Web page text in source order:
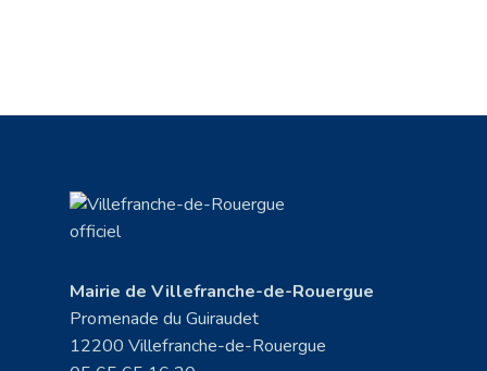
Mairie de Villefranche-de-Rouergue
Promenade du Guiraudet
12200 Villefranche-de-Rouergue